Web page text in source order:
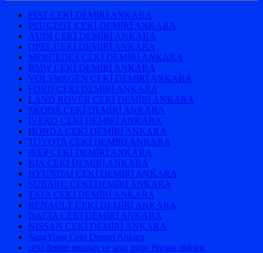
FİAT ÇEKİ DEMİRİ ANKARA
PEUGEOT ÇEKİ DEMİRİ ANKARA
AUDİ ÇEKİ DEMİRİ ANKARA
OPEL ÇEKİ DEMİRİ ANKARA
MERCEDES ÇEKİ DEMİRİ ANKARA
BMW ÇEKİ DEMİRİ ANKARA
VOLSWAGEN ÇEKİ DEMİRİ ANKARA
FORD ÇEKİ DEMİRİ ANKARA
LAND ROVER ÇEKİ DEMİRİ ANKARA
SKODA ÇEKİ DEMİRİ ANKARA
İVEKO ÇEKİ DEMİRİ ANKARA
HONDA ÇEKİ DEMİRİ ANKARA
TOYOTA ÇEKİ DEMİRİ ANKARA
JEEP ÇEKİ DEMİRİ ANKARA
KİA ÇEKİ DEMİRİ ANKARA
HYUNDAİ ÇEKİ DEMİRİ ANKARA
SUBARU ÇEKİ DEMİRİ ANKARA
TATA ÇEKİ DEMİRİ ANKARA
RENAULT ÇEKİ DEMİRİ ANKARA
DACİA ÇEKİ DEMİRİ ANKARA
NISSAN ÇEKİ DEMİRİ ANKARA
SangYong Çeki Demiri Ankara
çeki demiri montajı ve araç proje firması ankara